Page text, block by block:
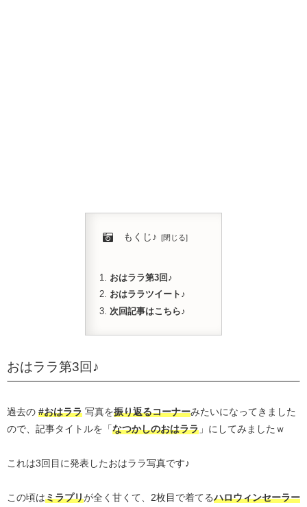
もくじ♪
おはララ第3回♪
おはララツイート♪
次回記事はこちら♪
おはララ第3回♪
過去の #おはララ 写真を振り返るコーナーみたいになってきました
ので、記事タイトルを「なつかしのおはララ 」にしてみましたｗ
これは3回目に発表したおはララ写真です♪
この頃はミラプリが全く甘くて、2枚目で着てるハロウィンセーラー